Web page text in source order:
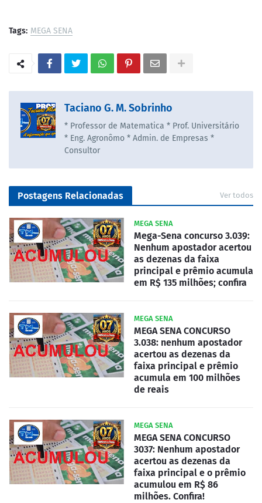
Tags: MEGA SENA
Taciano G. M. Sobrinho
* Professor de Matematica * Prof. Universitário
* Eng. Agronômo * Admin. de Empresas *
Consultor
Postagens Relacionadas Ver todos
MEGA SENA
Mega-Sena concurso 3.039:
Nenhum apostador acertou
as dezenas da faixa
principal e prêmio acumula
em R$ 135 milhões; confira
MEGA SENA
MEGA SENA CONCURSO
3.038: nenhum apostador
acertou as dezenas da
faixa principal e prêmio
acumula em 100 milhões
de reais
MEGA SENA
MEGA SENA CONCURSO
3037: Nenhum apostador
acertou as dezenas da
faixa principal e o prêmio
acumulou em R$ 86
milhões. Confira!